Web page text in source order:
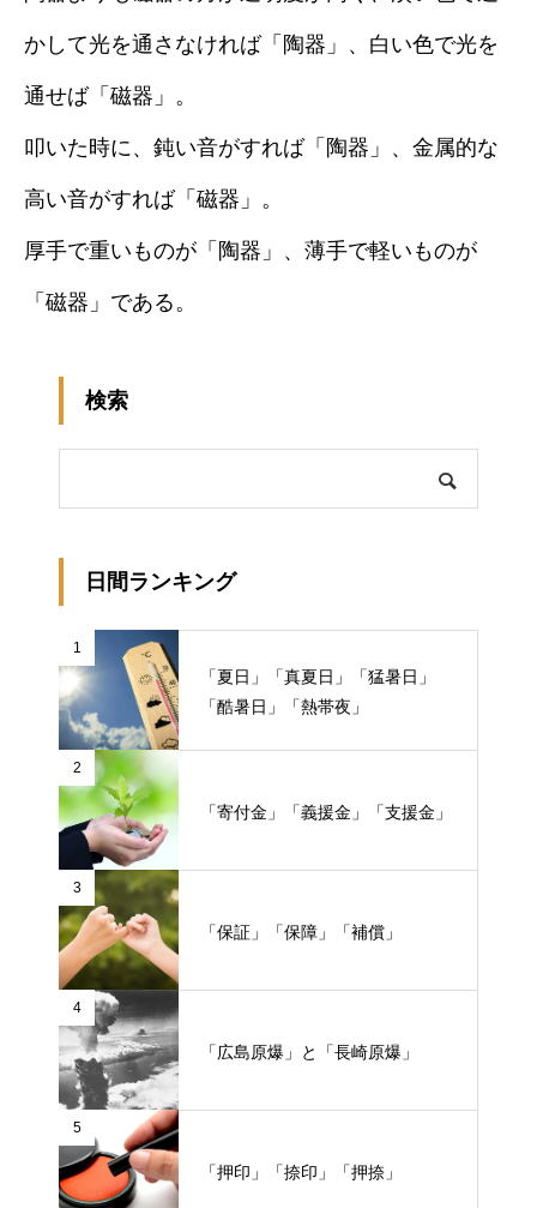
かして光を通さなければ「陶器」、白い色で光を
通せば「磁器」。
叩いた時に、鈍い音がすれば「陶器」、金属的な
高い音がすれば「磁器」。
厚手で重いものが「陶器」、薄手で軽いものが
「磁器」である。
検索
日間ランキング
1
「夏日」「真夏日」「猛暑日」
「酷暑日」「熱帯夜」
2
「寄付金」「義援金」「支援金」
3
「保証」「保障」「補償」
4
「広島原爆」と「長崎原爆」
5
「押印」「捺印」「押捺」